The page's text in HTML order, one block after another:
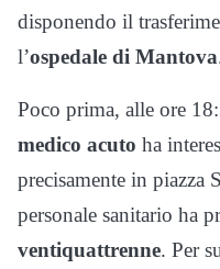
disponendo il
l’ospedale di Mantova
Poco prima, alle ore
medico acuto ha
precisamente in piazza
personale sanitario ha
ventiquattrenne. Per